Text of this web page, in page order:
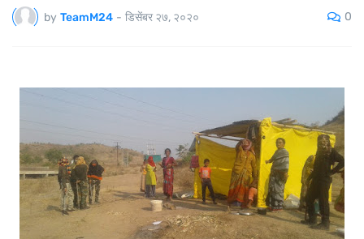
by TeamM24 - डिसेंबर २७, २०२० 0